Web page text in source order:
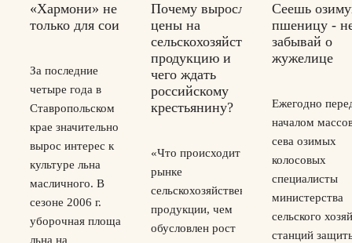
«Хармони» не
только для сои
За последние
четыре года в
Ставропольском
крае значительно
вырос интерес к
культуре льна
масличного. В
сезоне 2006 г.
уборочная площадь
льна на
Почему выросли
цены на
сельскохозяйственную
продукцию и
чего ждать
российскому
крестьянину?
«Что происходит на
рынке
сельскохозяйственной
продукции, чем
обусловлен рост
Cеешь
пшеницу -
забывай о
жужелице
Ежегодно
началом
сева озимых
колосовых
специалисты
министерства
сельского
станций